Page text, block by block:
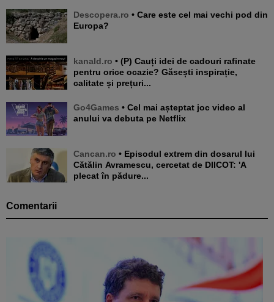
Descopera.ro • Care este cel mai vechi pod din
Europa?
kanald.ro • (P) Cauți idei de cadouri rafinate
pentru orice ocazie? Găsești inspirație,
calitate și prețuri...
Go4Games • Cel mai așteptat joc video al
anului va debuta pe Netflix
Cancan.ro • Episodul extrem din dosarul lui
Cătălin Avramescu, cercetat de DIICOT: 'A
plecat în pădure...
Comentarii